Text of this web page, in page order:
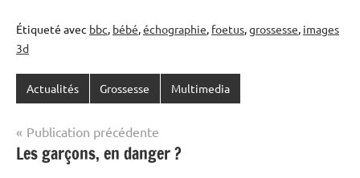
Étiqueté avec bbc, bébé,échographie, foetus,grossesse, images
3d
Actualités Grossesse Multimedia
Navigation
de
Publication précédente
Les garçons, en danger ?